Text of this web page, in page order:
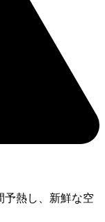
予熱し、新鮮な空